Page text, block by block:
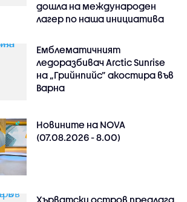
дошла на международен
лагер по наша инициатива
Емблематичният
ледоразбивач Arctic Sunrise
на „Грийнпийс” акостира във
Варна
Новините на NOVA
(07.08.2026 - 8.00)
Хърватски остров предлага